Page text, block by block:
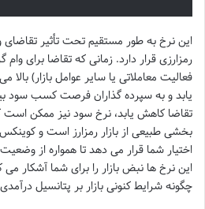
این نرخ به طور مستقیم تحت تأثیر تقاضای
رمزارزی قرار دارد. زمانی که تقاضا برای وام
فعالیت معاملاتی یا سایر عوامل بازار) بالا
یابد و به سپرده گذاران فرصت کسب سود
تقاضا کاهش یابد، نرخ سود نیز ممکن است
بخشی طبیعی از بازار رمزارز است و
اختیار شما قرار می دهد تا همواره از
این نرخ ها نبض بازار را برای شما آشکار
چگونه شرایط کنونی بازار بر پتانسیل